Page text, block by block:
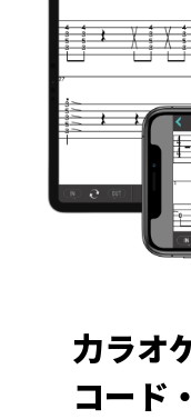
力ラオ
コード